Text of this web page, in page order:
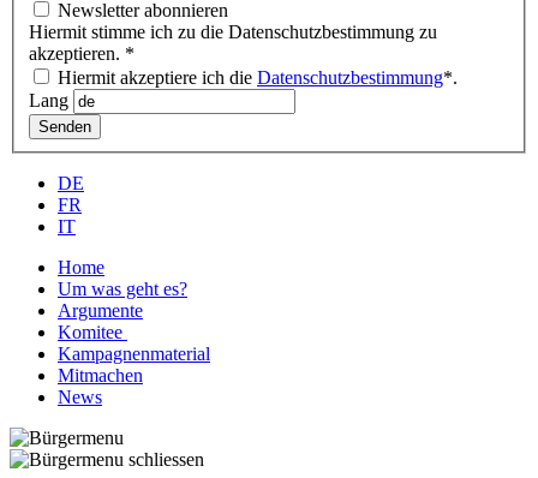
Newsletter abonnieren
Hiermit stimme ich zu die Datenschutzbestimmung zu
akzeptieren. *
Hiermit akzeptiere ich die Datenschutzbestimmung*.
Lang
Senden
DE
FR
IT
Home
Um was geht es?
Argumente
Komitee
Kampagnenmaterial
Mitmachen
News